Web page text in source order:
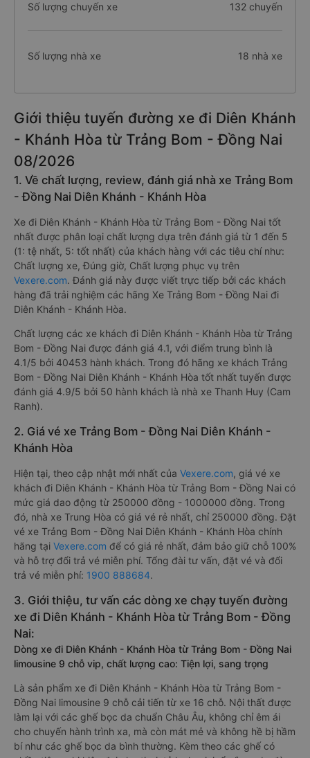
Số lượng chuyến xe 132 chuyến
Số lượng nhà xe 18 nhà xe
Giới thiệu tuyến đường xe đi Diên Khánh
- Khánh Hòa từ Trảng Bom - Đồng Nai
08/2026
1. Về chất lượng, review, đánh giá nhà xe Trảng Bom
- Đồng Nai Diên Khánh - Khánh Hòa
Xe đi Diên Khánh - Khánh Hòa từ Trảng Bom - Đồng Nai tốt
nhất được phân loại chất lượng dựa trên đánh giá từ 1 đến 5
(1: tệ nhất, 5: tốt nhất) của khách hàng với các tiêu chí như:
Chất lượng xe, Đúng giờ, Chất lượng phục vụ trên
Vexere.com. Đánh giá này được viết trực tiếp bởi các khách
hàng đã trải nghiệm các hãng Xe Trảng Bom - Đồng Nai đi
Diên Khánh - Khánh Hòa.
Chất lượng các xe khách đi Diên Khánh - Khánh Hòa từ Trảng
Bom - Đồng Nai được đánh giá 4.1, với điểm trung bình là
4.1/5 bởi 40453 hành khách. Trong đó hãng xe khách Trảng
Bom - Đồng Nai Diên Khánh - Khánh Hòa tốt nhất tuyến được
đánh giá 4.9/5 bởi 50 hành khách là nhà xe Thanh Huy (Cam
Ranh).
2. Giá vé xe Trảng Bom - Đồng Nai Diên Khánh -
Khánh Hòa
Hiện tại, theo cập nhật mới nhất của Vexere.com, giá vé xe
khách đi Diên Khánh - Khánh Hòa từ Trảng Bom - Đồng Nai có
mức giá dao động từ 250000 đồng - 1000000 đồng. Trong
đó, nhà xe Trung Hòa có giá vé rẻ nhất, chỉ 250000 đồng. Đặt
vé xe Trảng Bom - Đồng Nai Diên Khánh - Khánh Hòa chính
hãng tại Vexere.com để có giá rẻ nhất, đảm bảo giữ chỗ 100%
và hỗ trợ đổi trả vé miễn phí. Tổng đài tư vấn, đặt vé và đổi
trả vé miễn phí: 1900 888684.
3. Giới thiệu, tư vấn các dòng xe chạy tuyến đường
xe đi Diên Khánh - Khánh Hòa từ Trảng Bom - Đồng
Nai:
Dòng xe đi Diên Khánh - Khánh Hòa từ Trảng Bom - Đồng Nai
limousine 9 chỗ vip, chất lượng cao: Tiện lợi, sang trọng
Là sản phẩm xe đi Diên Khánh - Khánh Hòa từ Trảng Bom -
Đồng Nai limousine 9 chỗ cải tiến từ xe 16 chỗ. Nội thất được
làm lại với các ghế bọc da chuẩn Châu Âu, không chỉ êm ái
cho chuyến hành trình xa, mà còn mát mẻ và không hề bị hầm
bí như các ghế bọc da bình thường. Kèm theo các ghế có